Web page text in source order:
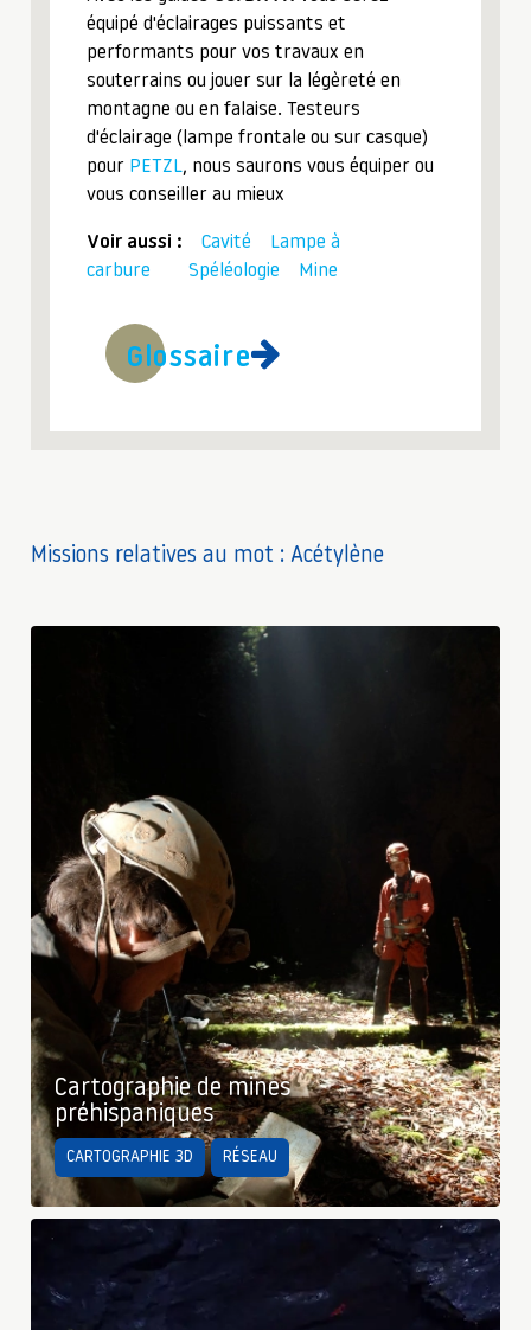
équipé d'éclairages puissants et
performants pour vos travaux en
souterrains ou jouer sur la légèreté en
montagne ou en falaise. Testeurs
d'éclairage (lampe frontale ou sur casque)
pour PETZL, nous saurons vous équiper ou
vous conseiller au mieux
Voir aussi : Cavité
Lampe à
carbure
Spéléologie Mine
Glossaire
Missions relatives au mot : Acétylène
Cartographie de mines
préhispaniques
CARTOGRAPHIE 3D RÉSEAU